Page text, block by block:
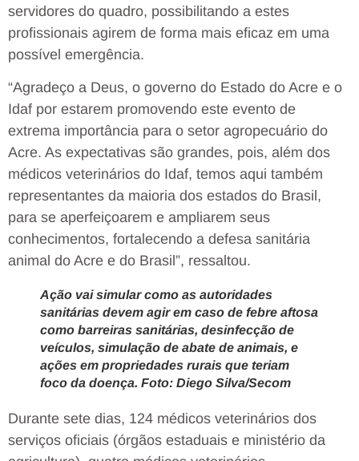
servidores do quadro, possibilitando a estes
profissionais agirem de forma mais eficaz em uma
possível emergência.
“Agradeço a Deus, o governo do Estado do Acre e o
Idaf por estarem promovendo este evento de
extrema importância para o setor agropecuário do
Acre. As expectativas são grandes, pois, além dos
médicos veterinários do Idaf, temos aqui também
representantes da maioria dos estados do Brasil,
para se aperfeiçoarem e ampliarem seus
conhecimentos, fortalecendo a defesa sanitária
animal do Acre e do Brasil”, ressaltou.
Ação vai simular como as autoridades
sanitárias devem agir em caso de febre aftosa
como barreiras sanitárias, desinfecção de
veículos, simulação de abate de animais, e
ações em propriedades rurais que teriam
foco da doença. Foto: Diego Silva/Secom
Durante sete dias, 124 médicos veterinários dos
serviços oficiais (órgãos estaduais e ministério da